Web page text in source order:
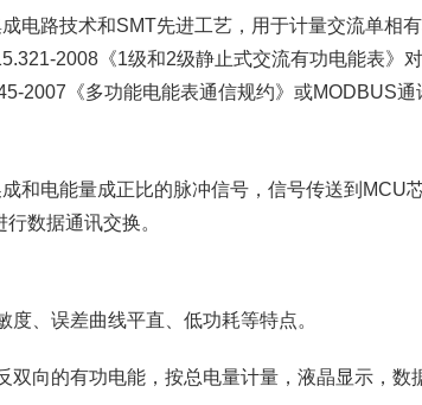
电路技术和SMT先进工艺，用于计量交流单相
2008《1级和2级静止式交流有功电能表》
2007《多功能电能表通信规约》或MODBUS通
和电能量成正比的脉冲信号，信号传送到MCU
数据通讯交换。
、误差曲线平直、低功耗等特点。
向的有功电能，按总电量计量，液晶显示，数